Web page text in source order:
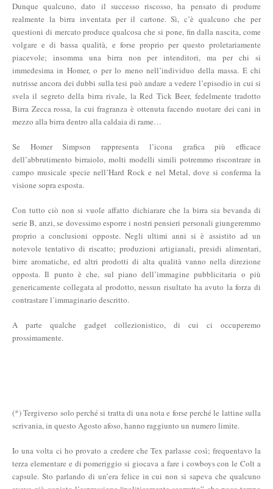
Dunque qualcuno, dato il successo riscosso, ha pensato di produrre
realmente la birra inventata per il cartone. Sì, c’è qualcuno che per
questioni di mercato produce qualcosa che si pone, fin dalla nascita, come
volgare e di bassa qualità, e forse proprio per questo proletariamente
piacevole; insomma una birra non per intenditori, ma per chi si
immedesima in Homer, o per lo meno nell’individuo della massa. E chi
nutrisse ancora dei dubbi sulla tesi può andare a vedere l’episodio in cui si
svela il segreto della birra rivale, la Red Tick Beer, fedelmente tradotto
Birra Zecca rossa, la cui fragranza è ottenuta facendo nuotare dei cani in
mezzo alla birra dentro alla caldaia di rame…
Se Homer Simpson rappresenta l’icona grafica più efficace
dell’abbrutimento birraiolo, molti modelli simili potremmo riscontrare in
campo musicale specie nell’Hard Rock e nel Metal, dove si conferma la
visione sopra esposta.
Con tutto ciò non si vuole affatto dichiarare che la birra sia bevanda di
serie B, anzi, se dovessimo esporre i nostri pensieri personali giungeremmo
proprio a conclusioni opposte. Negli ultimi anni si è assistito ad un
notevole tentativo di riscatto; produzioni artigianali, presidi alimentari,
birre aromatiche, ed altri prodotti di alta qualità vanno nella direzione
opposta. Il punto è che, sul piano dell’immagine pubblicitaria o più
genericamente collegata al prodotto, nessun risultato ha avuto la forza di
contrastare l’immaginario descritto.
A parte qualche gadget collezionistico, di cui ci occuperemo
prossimamente.
(*) Tergiverso solo perché si tratta di una nota e forse perché le lattine sulla
scrivania, in questo Agosto afoso, hanno raggiunto un numero limite.
Io una volta ci ho provato a credere che Tex parlasse così; frequentavo la
terza elementare e di pomeriggio si giocava a fare i cowboys con le Colt a
capsule. Sto parlando di un’era felice in cui non si sapeva che qualcuno